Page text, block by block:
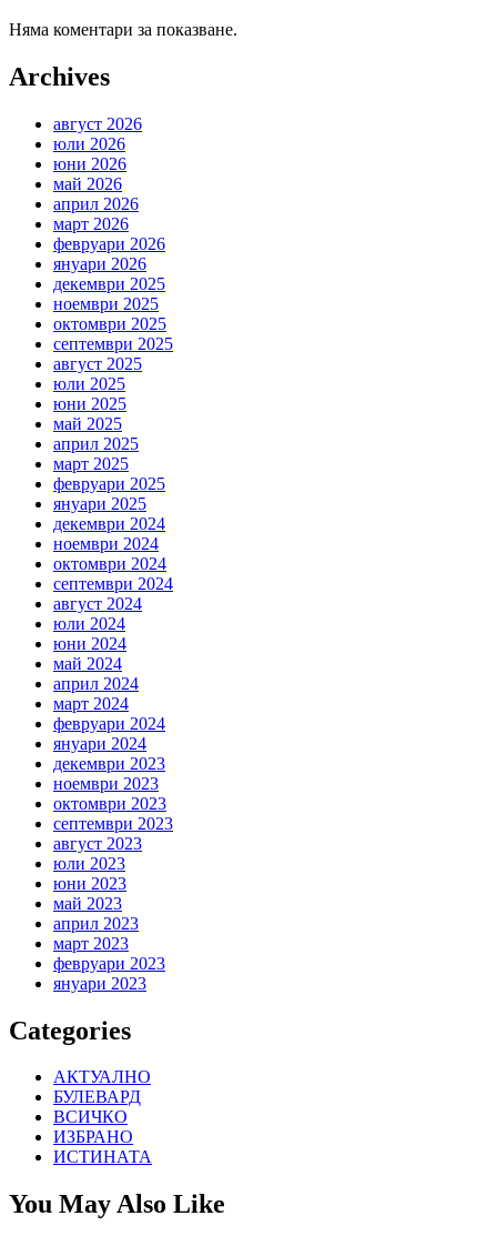
Няма коментари за показване.
Archives
август 2026
юли 2026
юни 2026
май 2026
април 2026
март 2026
февруари 2026
януари 2026
декември 2025
ноември 2025
октомври 2025
септември 2025
август 2025
юли 2025
юни 2025
май 2025
април 2025
март 2025
февруари 2025
януари 2025
декември 2024
ноември 2024
октомври 2024
септември 2024
август 2024
юли 2024
юни 2024
май 2024
април 2024
март 2024
февруари 2024
януари 2024
декември 2023
ноември 2023
октомври 2023
септември 2023
август 2023
юли 2023
юни 2023
май 2023
април 2023
март 2023
февруари 2023
януари 2023
Categories
АКТУАЛНО
БУЛЕВАРД
ВСИЧКО
ИЗБРАНО
ИСТИНАТА
You May Also Like